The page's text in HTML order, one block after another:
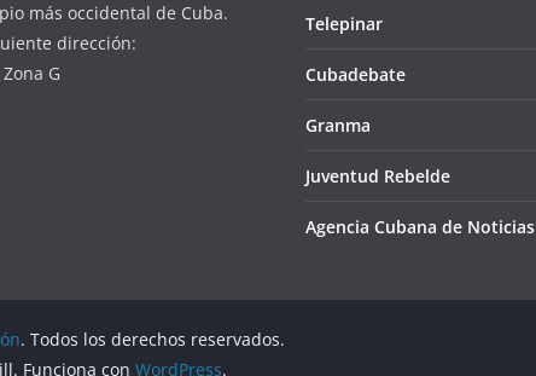
más occidental de Cuba.
dirección:
G
Telepinar
Cubadebate
Granma
Juventud Rebelde
Agencia Cubana de Noticias
. Todos los derechos reservados.
Funciona con WordPress.